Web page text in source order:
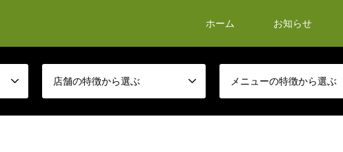
ホーム お知らせ
店舗の特徴から選ぶ メニューの特徴から選ぶ